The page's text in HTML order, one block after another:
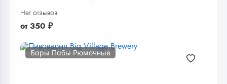
Нет отзывов
от 350 ₽
Бары Пабы Рюмочные